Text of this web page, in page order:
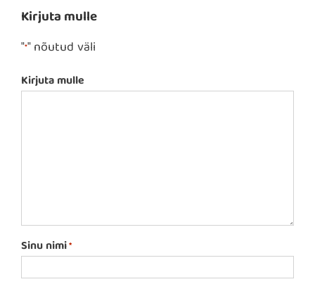
Kirjuta mulle
"*" nõutud väli
Kirjuta mulle
Sinu nimi*